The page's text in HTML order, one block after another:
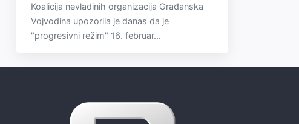
Koalicija nevladinih organizacija Građanska
Vojvodina upozorila je danas da je
"progresivni režim" 16. februar...